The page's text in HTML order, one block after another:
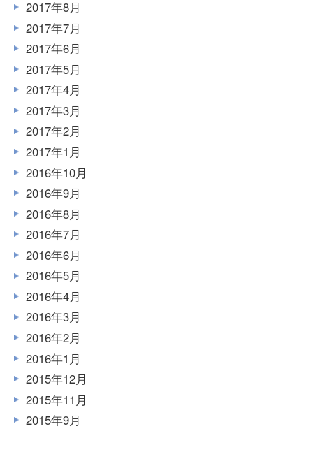
2017年8月
2017年7月
2017年6月
2017年5月
2017年4月
2017年3月
2017年2月
2017年1月
2016年10月
2016年9月
2016年8月
2016年7月
2016年6月
2016年5月
2016年4月
2016年3月
2016年2月
2016年1月
2015年12月
2015年11月
2015年9月